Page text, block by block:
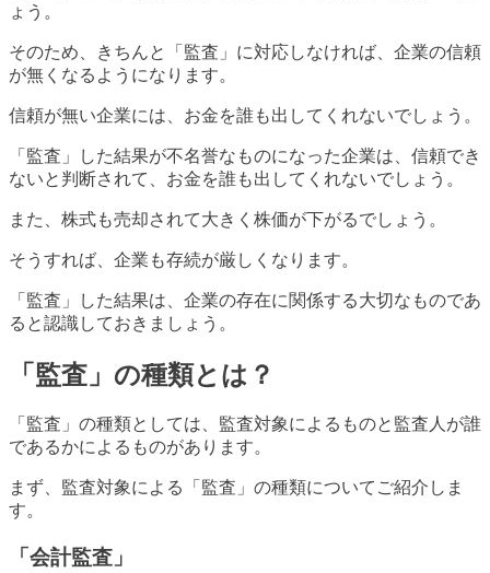
ょう。
そのため、きちんと「監査」に対応しなければ、企業の信頼
が無くなるようになります。
信頼が無い企業には、お金を誰も出してくれないでしょう。
「監査」した結果が不名誉なものになった企業は、信頼でき
ないと判断されて、お金を誰も出してくれないでしょう。
また、株式も売却されて大きく株価が下がるでしょう。
そうすれば、企業も存続が厳しくなります。
「監査」した結果は、企業の存在に関係する大切なものであ
ると認識しておきましょう。
「監査」の種類とは？
「監査」の種類としては、監査対象によるものと監査人が誰
であるかによるものがあります。
まず、監査対象による「監査」の種類についてご紹介しま
す。
「会計監査」